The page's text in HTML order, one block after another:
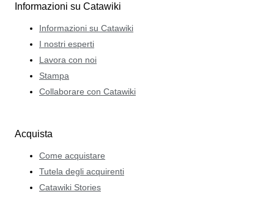
Informazioni su Catawiki
Informazioni su Catawiki
I nostri esperti
Lavora con noi
Stampa
Collaborare con Catawiki
Acquista
Come acquistare
Tutela degli acquirenti
Catawiki Stories